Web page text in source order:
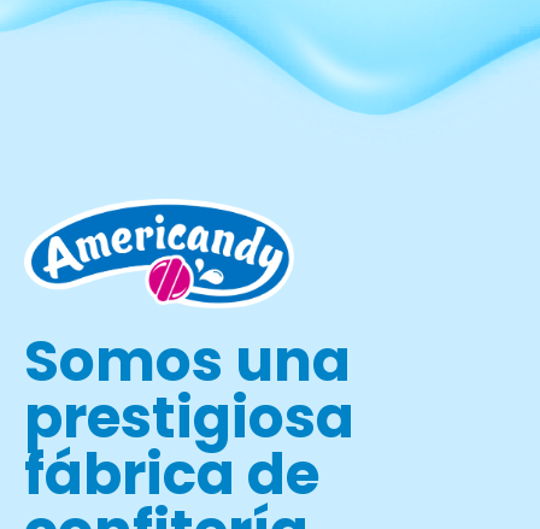
Somos una
prestigiosa
fábrica de